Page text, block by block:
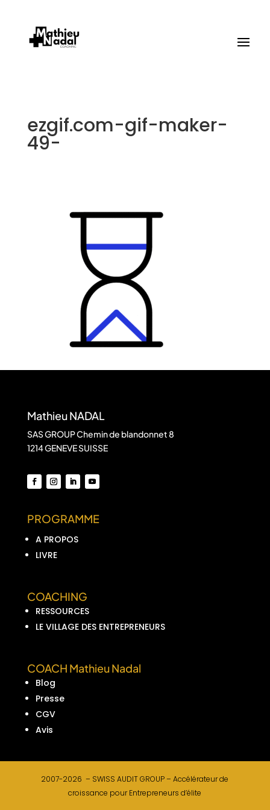
ezgif.com-gif-maker-
49-
Mathieu NADAL
SAS GROUP Chemin de blandonnet 8
1214 GENEVE SUISSE
PROGRAMME
A PROPOS
LIVRE
COACHING
RESSOURCES
LE VILLAGE DES ENTREPRENEURS
COACH Mathieu Nadal
Blog
Presse
CGV
Avis
2007-2026 – SWISS AUDIT GROUP –Accélérateur de
croissance pour Entrepreneurs d’élite